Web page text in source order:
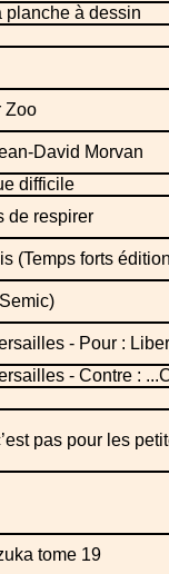
planche à dessin
Zoo
David Morvan
difficile
de respirer
(Temps forts
- Pour :
- Contre :
pas pour les
tome 19